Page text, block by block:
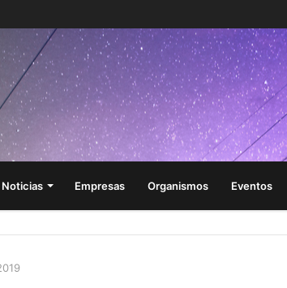
Noticias Empresas Organismos Eventos